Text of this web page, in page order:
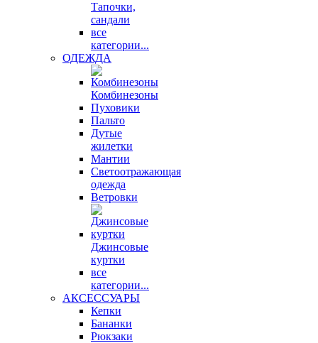
Тапочки,
сандали
все
категории...
ОДЕЖДА
Комбинезоны
Пуховики
Пальто
Дутые
жилетки
Мантии
Светоотражающая
одежда
Ветровки
Джинсовые
куртки
все
категории...
АКСЕССУАРЫ
Кепки
Бананки
Рюкзаки